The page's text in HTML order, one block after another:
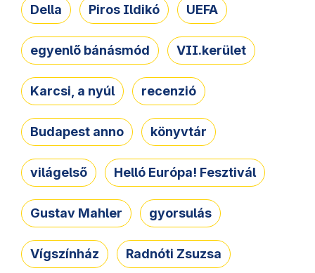
Della Piros Ildikó UEFA
egyenlő bánásmód VII.kerület
Karcsi, a nyúl recenzió
Budapest anno könyvtár
világelső Helló Európa! Fesztivál
Gustav Mahler gyorsulás
Vígszínház Radnóti Zsuzsa